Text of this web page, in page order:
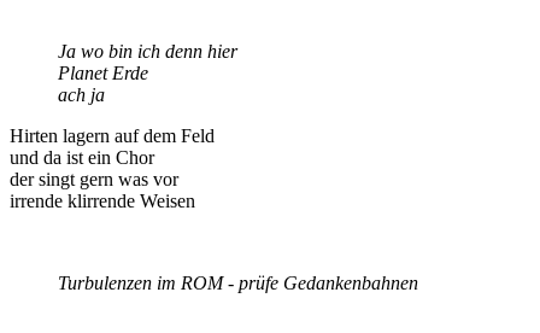
Ja wo bin ich denn hier
Planet Erde
ach ja
Hirten lagern auf dem Feld
und da ist ein Chor
der singt gern was vor
irrende klirrende Weisen
Turbulenzen im ROM - prüfe Gedankenbahnen